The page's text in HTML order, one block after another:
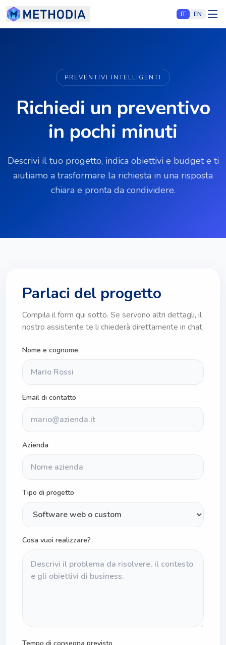
IT EN
PREVENTIVI INTELLIGENTI
Richiedi un preventivo
in pochi minuti
Descrivi il tuo progetto, indica obiettivi e budget e ti
aiutiamo a trasformare la richiesta in una risposta
chiara e pronta da condividere.
Parlaci del progetto
Compila il form qui sotto. Se servono altri dettagli, il
nostro assistente te li chiederà direttamente in chat.
Nome e cognome
Email di contatto
Azienda
Tipo di progetto
Cosa vuoi realizzare?